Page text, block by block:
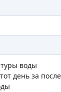
воды
день за